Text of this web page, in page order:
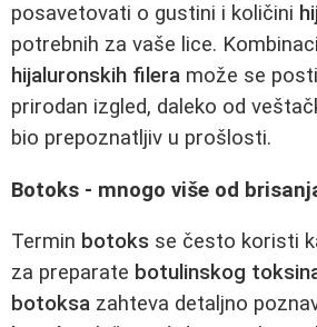
posavetovati o gustini i količini
potrebnih za vaše lice.
hijaluronskih filera može se
prirodan izgled, daleko od
bio prepoznatljiv u prošlosti.
Botoks - mnogo više od
Termin botoks se često koristi
za preparate botulinskog
botoksa zahteva detaljno